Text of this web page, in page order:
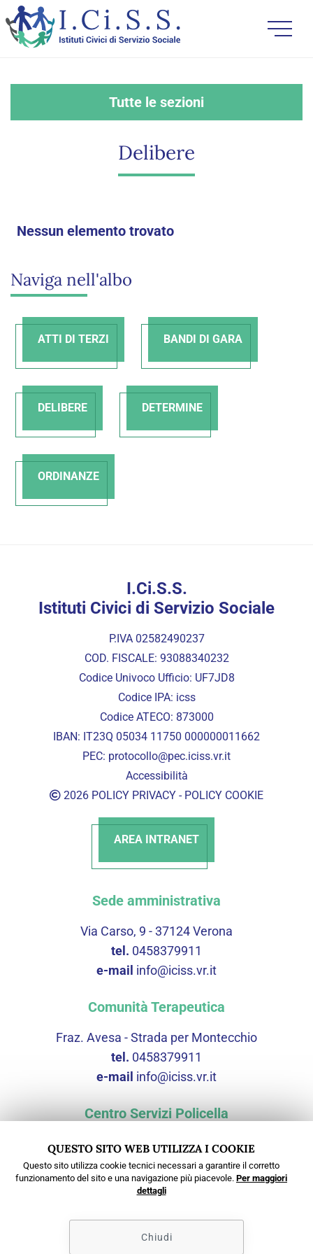
Delibere
Nessun elemento trovato
Naviga nell'albo
ATTI DI TERZI BANDI DI GARA
DELIBERE DETERMINE
ORDINANZE
Tutte le sezioni
I.Ci.S.S.
Istituti Civici di Servizio Sociale
P.IVA 02582490237
COD. FISCALE: 93088340232
Codice Univoco Ufficio: UF7JD8
Codice IPA: icss
Codice ATECO: 873000
IBAN: IT23Q 05034 11750 000000011662
PEC: protocollo@pec.iciss.vr.it
Accessibilità
2026 POLICY PRIVACY - POLICY COOKIE
AREA INTRANET
Sede amministrativa
Via Carso, 9 - 37124 Verona
tel. 0458379911
e-mail info@iciss.vr.it
Comunità Terapeutica
Fraz. Avesa - Strada per Montecchio
tel. 0458379911
e-mail info@iciss.vr.it
Centro Servizi Policella
Via Scopella, 3 - 37060 Castel d'Azzano (VR)
tel.0458379911
e-mailcspolicella@iciss.vr.it
QUESTO SITO WEB UTILIZZA I COOKIE
Questo sito utilizza cookie tecnici necessari a garantire il corretto
funzionamento del sito e una navigazione più piacevole. Per maggiori
dettagli
Chiudi